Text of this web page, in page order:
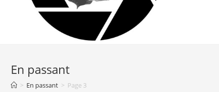
En passant
> En passant > Page 3